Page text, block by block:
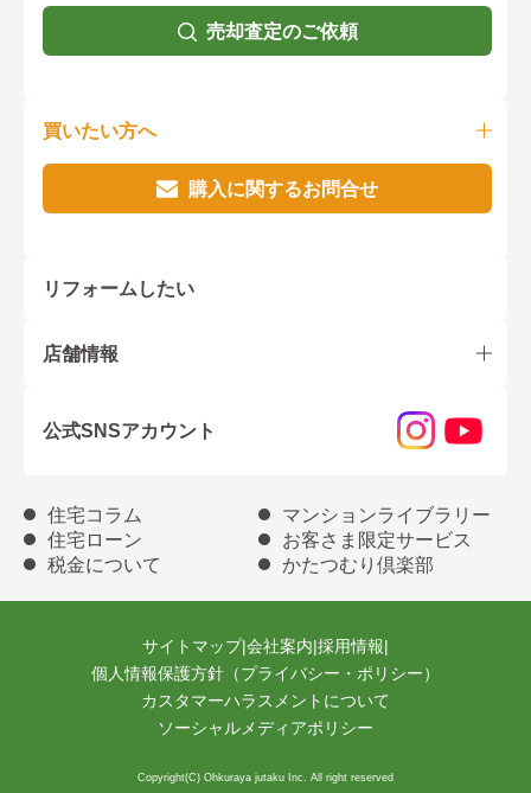
売却査定のご依頼
買いたい方へ
購入に関するお問合せ
リフォームしたい
店舗情報
公式SNSアカウント
住宅コラム
マンションライブラリー
住宅ローン
お客さま限定サービス
税金について
かたつむり倶楽部
サイトマップ|会社案内|採用情報|
個人情報保護方針（プライバシー・ポリシー）
カスタマーハラスメントについて
ソーシャルメディアポリシー
Copyright(C) Ohkuraya jutaku Inc. All right reserved